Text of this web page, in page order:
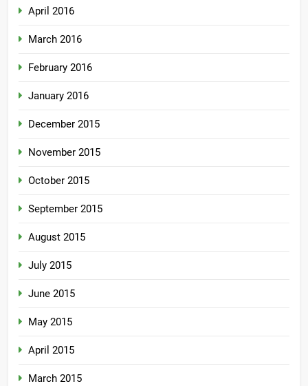
April 2016
March 2016
February 2016
January 2016
December 2015
November 2015
October 2015
September 2015
August 2015
July 2015
June 2015
May 2015
April 2015
March 2015